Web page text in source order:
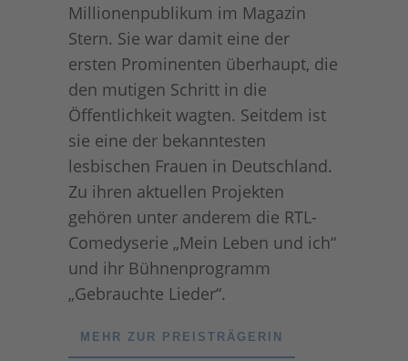
Millionenpublikum im Magazin
Stern. Sie war damit eine der
ersten Prominenten überhaupt, die
den mutigen Schritt in die
Öffentlichkeit wagten. Seitdem ist
sie eine der bekanntesten
lesbischen Frauen in Deutschland.
Zu ihren aktuellen Projekten
gehören unter anderem die RTL-
Comedyserie „Mein Leben und ich“
und ihr Bühnenprogramm
„Gebrauchte Lieder“.
MEHR ZUR PREISTRÄGERIN